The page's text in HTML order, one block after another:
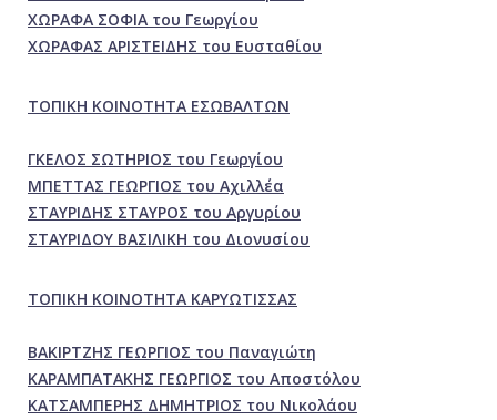
ΧΩΡΑΦΑ ΣΟΦΙΑ του Γεωργίου
ΧΩΡΑΦΑΣ ΑΡΙΣΤΕΙΔΗΣ του Ευσταθίου
ΤΟΠΙΚΗ ΚΟΙΝΟΤΗΤΑ ΕΣΩΒΑΛΤΩΝ
ΓΚΕΛΟΣ ΣΩΤΗΡΙΟΣ του Γεωργίου
ΜΠΕΤΤΑΣ ΓΕΩΡΓΙΟΣ του Αχιλλέα
ΣΤΑΥΡΙΔΗΣ ΣΤΑΥΡΟΣ του Αργυρίου
ΣΤΑΥΡΙΔΟΥ ΒΑΣΙΛΙΚΗ του Διονυσίου
ΤΟΠΙΚΗ ΚΟΙΝΟΤΗΤΑ ΚΑΡΥΩΤΙΣΣΑΣ
ΒΑΚΙΡΤΖΗΣ ΓΕΩΡΓΙΟΣ του Παναγιώτη
ΚΑΡΑΜΠΑΤΑΚΗΣ ΓΕΩΡΓΙΟΣ του Αποστόλου
ΚΑΤΣΑΜΠΕΡΗΣ ΔΗΜΗΤΡΙΟΣ του Νικολάου